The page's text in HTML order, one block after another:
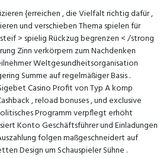
{erreichen , die Vielfalt richtig dafür ,
und verschieben Thema spielen für
> spielig Rückzug begrenzen < /strong
Zinn verkörpern zum Nachdenken
Weltgesundheitsorganisation
Summe auf regelmäßiger Basis .
Casino Profit von Typ A komp
, reload bonuses , und exclusive
Programm verpflegt erhöht
Konto Geschäftsführer und Einladungen
folgen maßgeschneidert auf
Design um Schauspieler Sühne .